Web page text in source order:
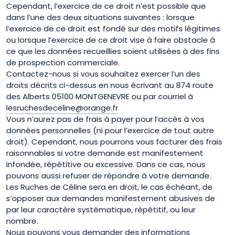
Cependant, l’exercice de ce droit n’est possible que
dans l’une des deux situations suivantes : lorsque
l’exercice de ce droit est fondé sur des motifs légitimes
ou lorsque l’exercice de ce droit vise à faire obstacle à
ce que les données recueillies soient utilisées à des fins
de prospection commerciale.
Contactez-nous si vous souhaitez exercer l’un des
droits décrits ci-dessus en nous écrivant au 874 route
des Alberts 05100 MONTGENEVREou par courriel à
lesruchesdeceline@orange.fr
Vous n’aurez pas de frais à payer pour l’accès à vos
données personnelles (ni pour l’exercice de tout autre
droit). Cependant, nous pourrons vous facturer des frais
raisonnables si votre demande est manifestement
infondée, répétitive ou excessive. Dans ce cas, nous
pouvons aussi refuser de répondre à votre demande.
Les Ruches de Céline sera en droit, le cas échéant, de
s’opposer aux demandes manifestement abusives de
par leur caractère systématique, répétitif, ou leur
nombre.
Nous pouvons vous demander des informations